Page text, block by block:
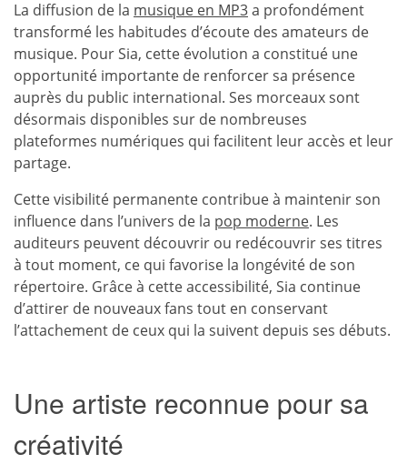
La diffusion de la musique en MP3a profondément
transformé les habitudes d’écoute des amateurs de
musique. Pour Sia, cette évolution a constitué une
opportunité importante de renforcer sa présence
auprès du public international. Ses morceaux sont
désormais disponibles sur de nombreuses
plateformes numériques qui facilitent leur accès et leur
partage.
Cette visibilité permanente contribue à maintenir son
influence dans l’univers de la pop moderne. Les
auditeurs peuvent découvrir ou redécouvrir ses titres
à tout moment, ce qui favorise la longévité de son
répertoire. Grâce à cette accessibilité, Sia continue
d’attirer de nouveaux fans tout en conservant
l’attachement de ceux qui la suivent depuis ses débuts.
Une artiste reconnue pour sa
créativité